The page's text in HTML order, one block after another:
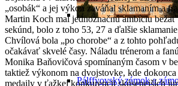
Pálffyovský zámok a
„osobák“ a jej výkon zaváňal sklamaním a
Martin Koch mal jednoznačnú ambíciu
sekúnd, bolo z toho 53, 27 a ďalšie
Chvílová bola „po chorobe“ a z tohto
očakávať skvelé časy. Náladu trénerom a
Monika Baňovičová spomínaným časom v
taktiež výkonom na dvojstovke, kde
medaily v ťažkej konkurencii skúsenejších